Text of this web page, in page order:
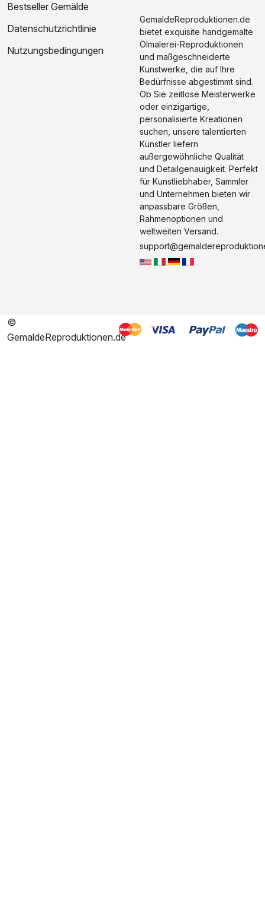
Bestseller Gemälde
Datenschutzrichtlinie
Nutzungsbedingungen
GemaldeReproduktionen.de
bietet exquisite handgemalte
Ölmalerei-Reproduktionen
und maßgeschneiderte
Kunstwerke, die auf Ihre
Bedürfnisse abgestimmt sind.
Ob Sie zeitlose Meisterwerke
oder einzigartige,
personalisierte Kreationen
suchen, unsere talentierten
Künstler liefern
außergewöhnliche Qualität
und Detailgenauigkeit. Perfekt
für Kunstliebhaber, Sammler
und Unternehmen bieten wir
anpassbare Größen,
Rahmenoptionen und
weltweiten Versand.
©
GemaldeReproduktionen.de